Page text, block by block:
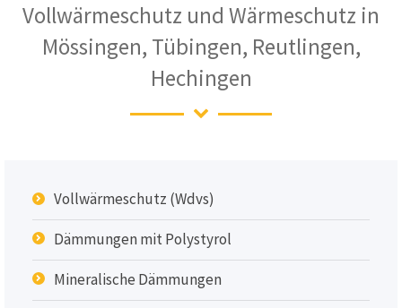
Vollwärmeschutz und Wärmeschutz in
Mössingen, Tübingen, Reutlingen,
Hechingen
Vollwärmeschutz (Wdvs)
Dämmungen mit Polystyrol
Mineralische Dämmungen